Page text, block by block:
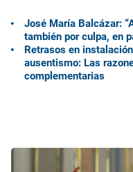
José María Balcázar:
también por culpa, en
Retrasos en
ausentismo: Las
complementarias